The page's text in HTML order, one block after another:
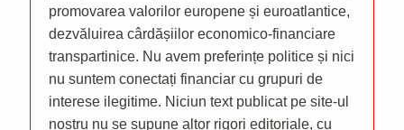
promovarea valorilor europene și euroatlantice,
dezvăluirea cârdășiilor economico-financiare
transpartinice. Nu avem preferințe politice și nici
nu suntem conectați financiar cu grupuri de
interese ilegitime. Niciun text publicat pe site-ul
nostru nu se supune altor rigori editoriale, cu